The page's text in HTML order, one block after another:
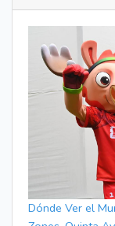
Dónde Ver el